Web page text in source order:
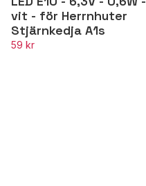
vit - för Herrnhuter
Stjärnkedja A1s
59 kr